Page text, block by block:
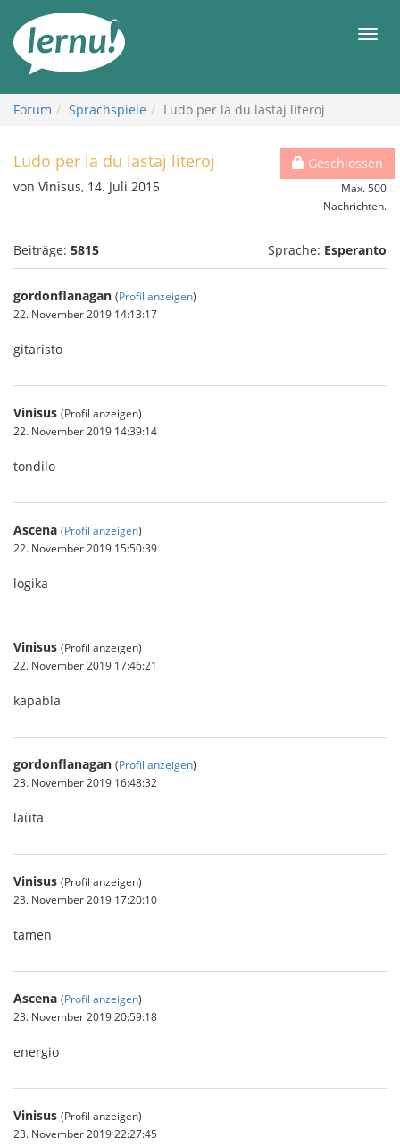
Inhalt
Forum Sprachspiele Ludo per la du lastaj literoj
Geschlossen
Max. 500
Nachrichten.
Ludo per la du lastaj literoj
von Vinisus, 14. Juli 2015
Beiträge: 5815 Sprache: Esperanto
gordonflanagan (Profil anzeigen)
22. November 2019 14:13:17
gitaristo
Vinisus (Profil anzeigen)
22. November 2019 14:39:14
tondilo
Ascena (Profil anzeigen)
22. November 2019 15:50:39
logika
Vinisus (Profil anzeigen)
22. November 2019 17:46:21
kapabla
gordonflanagan (Profil anzeigen)
23. November 2019 16:48:32
laŭta
Vinisus (Profil anzeigen)
23. November 2019 17:20:10
tamen
Ascena (Profil anzeigen)
23. November 2019 20:59:18
energio
Vinisus (Profil anzeigen)
23. November 2019 22:27:45